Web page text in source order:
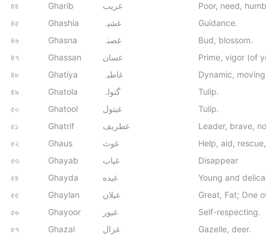
৪৪
Gharib غریب
Poor, need,
৪৫
Ghashia غشیہ
Guidance.
৪৬
Ghasna غصنہ
Bud, blossom.
৪৭
Ghassan غسان
Prime, vigor (of
৪৮
Ghatiya غاطیہ
Dynamic,
৪৯
Ghatola گتولہ
Tulip.
৫০
Ghatool غیتول
Tulip.
৫১
Ghatrif غطریف
Leader, brave,
৫২
Ghaus غوث
Help, aid,
৫৩
Ghayab غیاب
Disappear
৫৪
Ghayda غیده
Young and
৫৫
Ghaylan غیلان
Great, Fat; One
৫৬
Ghayoor غیور
Self-respecting.
৫৭
Ghazal غزال
Gazelle, deer.